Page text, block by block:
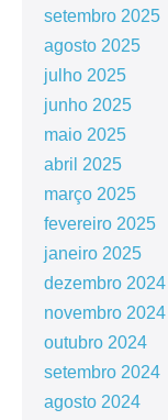
setembro 2025
agosto 2025
julho 2025
junho 2025
maio 2025
abril 2025
março 2025
fevereiro 2025
janeiro 2025
dezembro 2024
novembro 2024
outubro 2024
setembro 2024
agosto 2024